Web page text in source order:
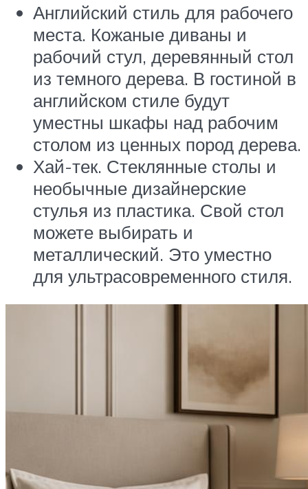
Английский стиль для рабочего
места. Кожаные диваны и
рабочий стул, деревянный стол
из темного дерева. В гостиной в
английском стиле будут
уместны шкафы над рабочим
столом из ценных пород дерева.
Хай-тек. Стеклянные столы и
необычные дизайнерские
стулья из пластика. Свой стол
можете выбирать и
металлический. Это уместно
для ультрасовременного стиля.